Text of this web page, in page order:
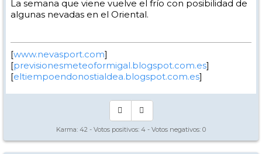
La semana que viene vuelve el frío con posibilidad de
algunas nevadas en el Oriental.
[www.nevasport.com]
[previsionesmeteoformigal.blogspot.com.es]
[eltiempoendonostialdea.blogspot.com.es]
Karma: 42 - Votos positivos: 4 - Votos negativos: 0